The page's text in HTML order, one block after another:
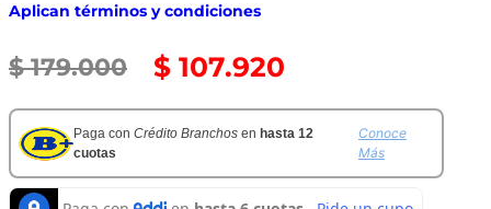
Aplican términos y condiciones
$ 179.000 $ 107.920
Paga con Crédito Branchos en hasta 12
cuotas
Conoce
Más